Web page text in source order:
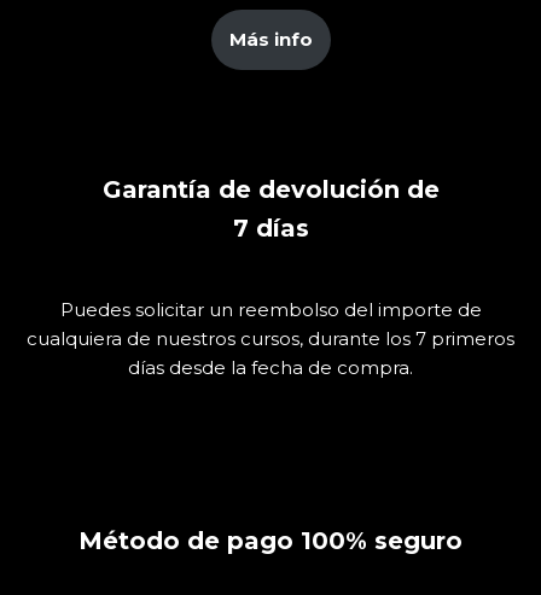
Más info
Garantía de devolución de
7 días
Puedes solicitar un reembolso del importe de
cualquiera de nuestros cursos, durante los 7 primeros
días desde la fecha de compra.
Método de pago 100% seguro